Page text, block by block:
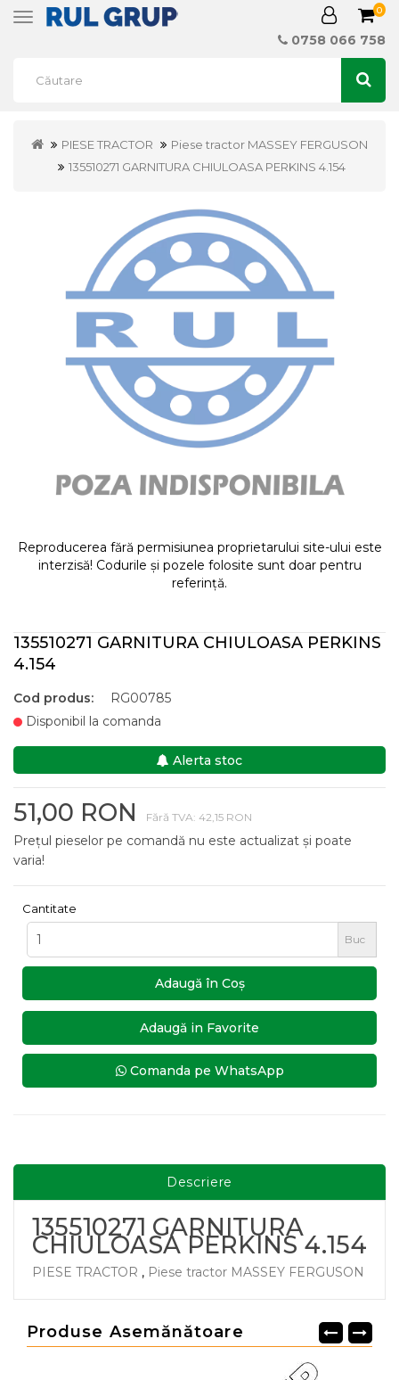
Toggle
0
0758 066 758
PIESE TRACTOR
Piese tractor MASSEY FERGUSON
135510271 GARNITURA CHIULOASA PERKINS 4.154
Reproducerea fără permisiunea proprietarului site-ului este
interzisă! Codurile și pozele folosite sunt doar pentru
referință.
135510271 GARNITURA CHIULOASA PERKINS
4.154
Cod produs:
RG00785
Disponibil la comanda
Alerta stoc
51,00 RON Fără TVA: 42,15 RON
Prețul pieselor pe comandă nu este actualizat și poate
varia!
Cantitate
Buc
Adaugă în Coş
Adaugă in Favorite
Comanda pe WhatsApp
Descriere
135510271 GARNITURA
CHIULOASA PERKINS 4.154
PIESE TRACTOR , Piese tractor MASSEY FERGUSON
Produse Asemănătoare